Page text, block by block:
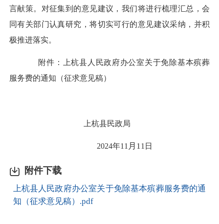
言献策。对征集到的意见建议，我们将进行梳理汇总，会
同有关部门认真研究，将切实可行的意见建议采纳，并积
极推进落实。
附件：
上杭县人民政府办公室关于免除基本殡葬
服务费的通知（征求意见稿）
上杭县民政局
2024年11 月 11 日
附件下载
上杭县人民政府办公室关于免除基本殡葬服务费的通
知（征求意见稿）.pdf